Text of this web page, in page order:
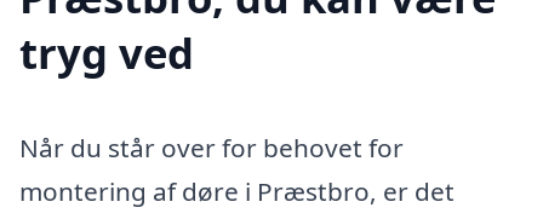
tryg ved
Når du står over for behovet for
montering af døre i Præstbro, er det